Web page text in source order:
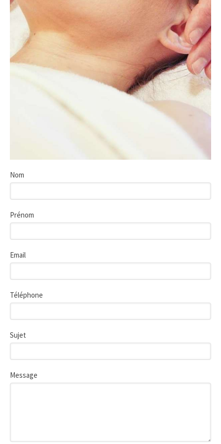
Nom
Prénom
Email
Téléphone
Sujet
Message